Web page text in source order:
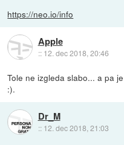
https://neo.io/info
Apple
:: 12. dec 2018, 20:46
Tole ne izgleda slabo... a pa
:).
Dr_M
:: 12. dec 2018, 21:03